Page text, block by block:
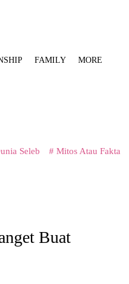
FAMILY MORE
Seleb # Mitos Atau Fakta
Buat